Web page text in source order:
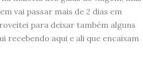
vai passar mais de 2 dias em
para deixar também alguns
recebendo aqui e ali que encaixam